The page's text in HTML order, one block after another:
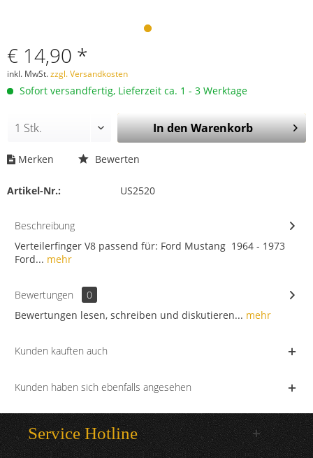
€ 14,90 *
inkl. MwSt.zzgl. Versandkosten
Sofort versandfertig, Lieferzeit ca. 1 - 3 Werktage
In denWarenkorb
Merken Bewerten
Artikel-Nr.: US2520
Beschreibung
Verteilerfinger V8 passend für: Ford Mustang 1964 - 1973
Ford... mehr
Bewertungen
0
Bewertungen lesen, schreiben und diskutieren... mehr
Kunden kauften auch
Kunden haben sich ebenfalls angesehen
Service Hotline